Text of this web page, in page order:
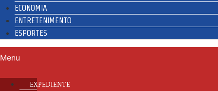
ECONOMIA
ENTRETENIMENTO
ESPORTES
Menu
EXPEDIENTE